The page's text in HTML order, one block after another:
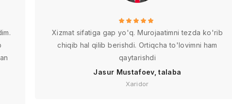
Xizmat sifatiga gap yo'q. Murojaatimni tezda ko'rib
chiqib hal qilib berishdi. Ortiqcha to'lovimni ham
qaytarishdi
Jasur Mustafoev, talaba
Xaridor